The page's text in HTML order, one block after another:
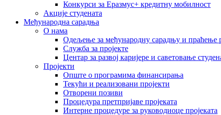
Конкурси за Еразмус+ кредитну мобилност
Акције студената
Међународна сарадња
О нама
Одељење за међународну сарадњу и праћење
Служба за пројекте
Центар за развој каријере и саветовање
Пројекти
Опште о програмима финансирања
Текући и реализовани пројекти
Отворени позиви
Процедура претпријаве пројеката
Интерне процедуре за руководиоце пројеката